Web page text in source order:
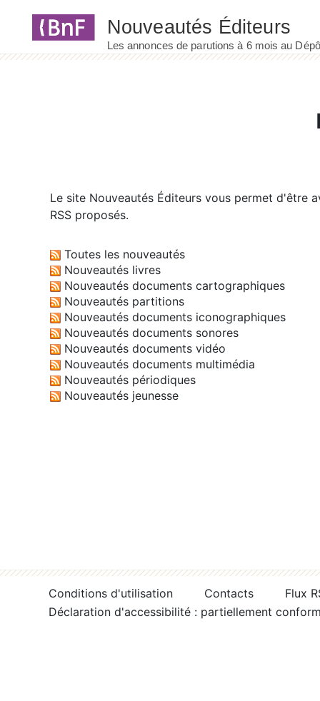
Le site Nouveautés Éditeurs vous permet d'être
RSS proposés.
Toutes les nouveautés
Nouveautés livres
Nouveautés documents cartographiques
Nouveautés partitions
Nouveautés documents iconographiques
Nouveautés documents sonores
Nouveautés documents vidéo
Nouveautés documents multimédia
Nouveautés périodiques
Nouveautés jeunesse
Conditions d'utilisation Contacts
Flux
Déclaration d'accessibilité : partiellement